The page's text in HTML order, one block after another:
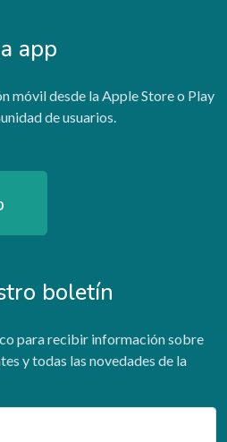
app
móvil desde la Apple Store o Play
de usuarios.
boletín
para recibir información sobre
y todas las novedades de la